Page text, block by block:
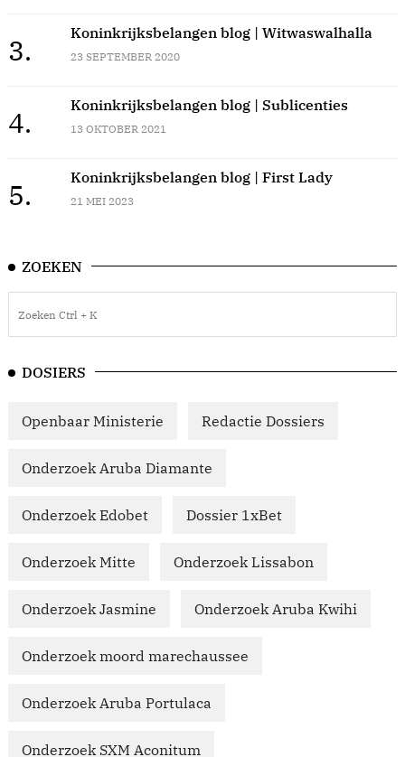
3.
Koninkrijksbelangen blog | Witwaswalhalla
23 SEPTEMBER 2020
4.
Koninkrijksbelangen blog | Sublicenties
13 OKTOBER 2021
5.
Koninkrijksbelangen blog | First Lady
21 MEI 2023
ZOEKEN
DOSIERS
Openbaar Ministerie Redactie Dossiers
Onderzoek Aruba Diamante
Onderzoek Edobet Dossier 1xBet
Onderzoek Mitte Onderzoek Lissabon
Onderzoek Jasmine Onderzoek Aruba Kwihi
Onderzoek moord marechaussee
Onderzoek Aruba Portulaca
Onderzoek SXM Aconitum